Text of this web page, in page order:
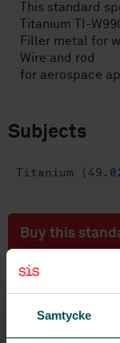
Samtycke
This standard
Titanium TI-
Filler metal for
Wire and rod
for aerospace
Subjects
Titanium
Buy this
STANDARD
SWEDISH
Aerospace
for welding -